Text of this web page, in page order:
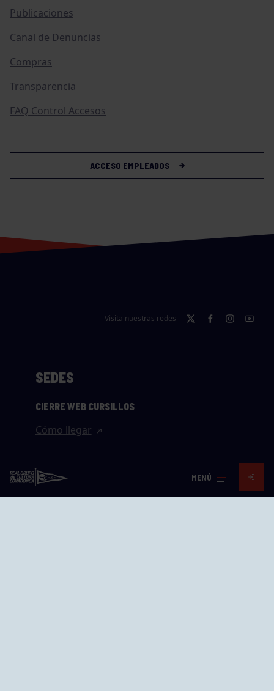
MENÚ
Publicaciones
Canal de Denuncias
Compras
Transparencia
FAQ Control Accesos
ACCESO EMPLEADOS
Visita nuestras redes
SEDES
CIERRE WEB CURSILLOS
Cómo llegar
Avd. Jesús Revuelta, 2 33204
Gijón - Asturias